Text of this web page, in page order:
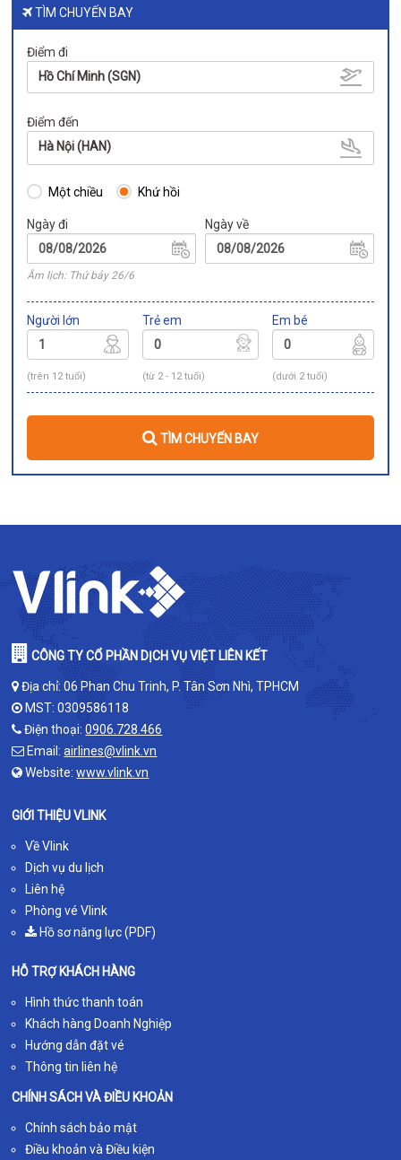
TÌM CHUYẾN BAY
Điểm đi
Hồ Chí Minh (SGN)
Điểm đến
Hà Nội (HAN)
Một chiều Khứ hồi
Ngày đi
Âm lịch: Thứ bảy 26/6
Ngày về
Người lớn
(trên 12 tuổi)
Trẻ em
(từ 2 - 12 tuổi)
Em bé
(dưới 2 tuổi)
TÌM CHUYẾN BAY
CÔNG TY CỔ PHẦN DỊCH VỤ VIỆT LIÊN KẾT
Địa chỉ: 06 Phan Chu Trinh, P. Tân Sơn Nhì, TPHCM
MST: 0309586118
Điện thoại:0906.728.466
Email:airlines@vlink.vn
Website:www.vlink.vn
GIỚI THIỆU VLINK
Về Vlink
Dịch vụ du lịch
Liên hệ
Phòng vé Vlink
Hồ sơ năng lực (PDF)
HỖ TRỢ KHÁCH HÀNG
Hình thức thanh toán
Khách hàng Doanh Nghiệp
Hướng dẫn đặt vé
Thông tin liên hệ
CHÍNH SÁCH VÀ ĐIỀU KHOẢN
Chính sách bảo mật
Điều khoản và Điều kiện